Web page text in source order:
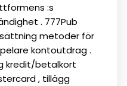
:s
. 777Pub
metoder för
kontoutdrag .
kredit/betalkort
, tillägg